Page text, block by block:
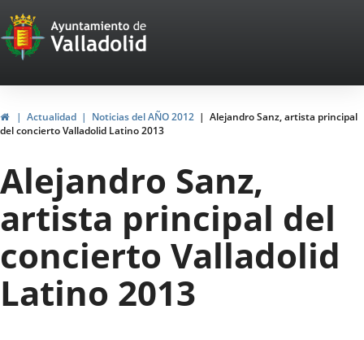
Portal
Web
del
Ayuntamiento
de
Valladolid
InicioActualidad Noticias del AÑO 2012
Alejandro Sanz, artista principal
del concierto Valladolid Latino 2013
Alejandro Sanz,
artista principal del
concierto Valladolid
Latino 2013